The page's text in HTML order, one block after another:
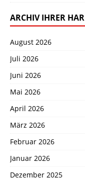
ARCHIV IHRER HAR
August 2026
Juli 2026
Juni 2026
Mai 2026
April 2026
März 2026
Februar 2026
Januar 2026
Dezember 2025